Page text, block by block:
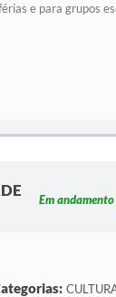
e para grupos
Em andamento